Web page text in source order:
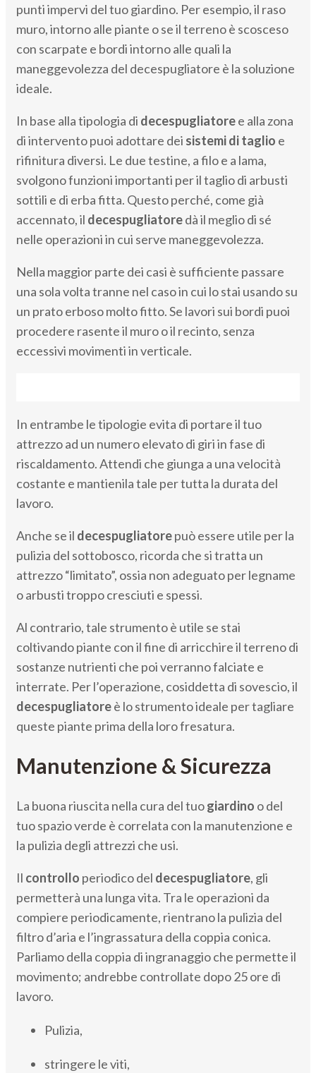
punti impervi del tuo giardino. Per esempio, il raso
muro, intorno alle piante o se il terreno è scosceso
con scarpate e bordi intorno alle quali la
maneggevolezza del decespugliatore è la soluzione
ideale.
In base alla tipologia di decespugliatoree alla zona
di intervento puoi adottare dei sistemi di taglio e
rifinitura diversi. Le due testine, a filo e a lama,
svolgono funzioni importanti per il taglio di arbusti
sottili e di erba fitta. Questo perché, come già
accennato, il decespugliatoredà il meglio di sé
nelle operazioni in cui serve maneggevolezza.
Nella maggior parte dei casi è sufficiente passare
una sola volta tranne nel caso in cui lo stai usando su
un prato erboso molto fitto. Se lavori sui bordi puoi
procedere rasente il muro o il recinto, senza
eccessivi movimenti in verticale.
In entrambe le tipologie evita di portare il tuo
attrezzo ad un numero elevato di giri in fase di
riscaldamento. Attendi che giunga a una velocità
costante e mantienila tale per tutta la durata del
lavoro.
Anche se il decespugliatorepuò essere utile per la
pulizia del sottobosco, ricorda che si tratta un
attrezzo “limitato”, ossia non adeguato per legname
o arbusti troppo cresciuti e spessi.
Al contrario, tale strumento è utile se stai
coltivando piante con il fine di arricchire il terreno di
sostanze nutrienti che poi verranno falciate e
interrate. Per l’operazione, cosiddetta di sovescio, il
decespugliatoreè lo strumento ideale per tagliare
queste piante prima della loro fresatura.
Manutenzione & Sicurezza
La buona riuscita nella cura del tuogiardino o del
tuo spazio verde è correlata con la manutenzione e
la pulizia degli attrezzi che usi.
Il controllo periodico del decespugliatore, gli
permetterà una lunga vita. Tra le operazioni da
compiere periodicamente, rientrano la pulizia del
filtro d’aria e l’ingrassatura della coppia conica.
Parliamo della coppia di ingranaggio che permette il
movimento; andrebbe controllate dopo 25 ore di
lavoro.
Pulizia,
stringere le viti,